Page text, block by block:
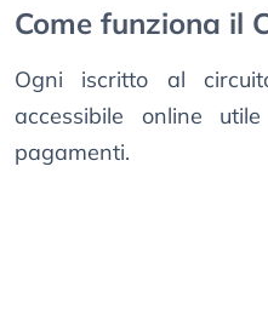
Come funziona il
Ogni iscritto al
accessibile online
pagamenti.